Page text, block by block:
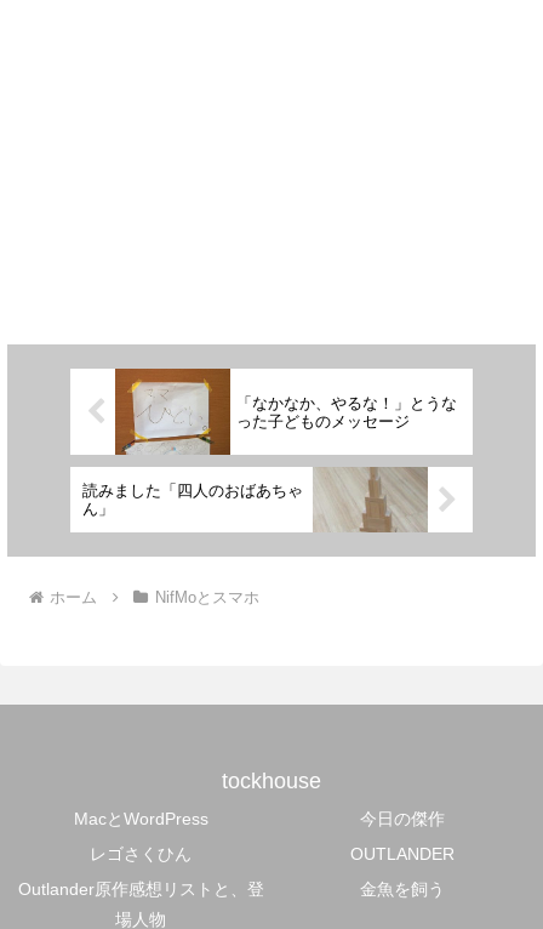
「なかなか、やるな！」とうな
った子どものメッセージ
読みました「四人のおばあちゃ
ん」
ホーム NifMoとスマホ
tockhouse
MacとWordPress
今日の傑作
レゴさくひん
OUTLANDER
Outlander原作感想リストと、登
場人物
金魚を飼う